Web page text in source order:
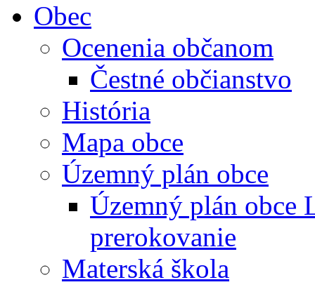
Obec
Ocenenia občanom
Čestné občianstvo
História
Mapa obce
Územný plán obce
Územný plán obce
prerokovanie
Materská škola